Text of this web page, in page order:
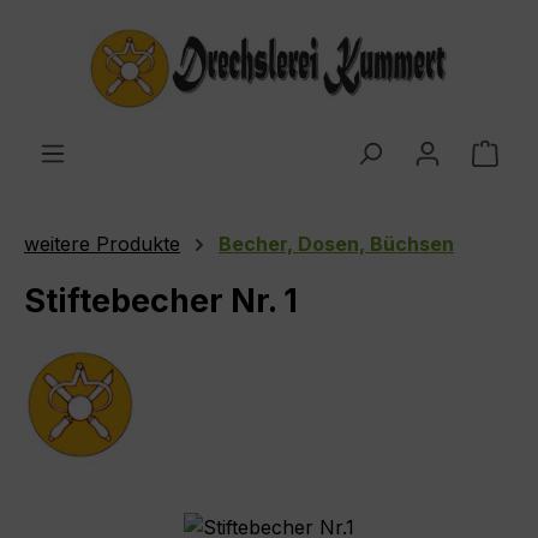
Zum Hauptinhalt springen
weitere Produkte Becher, Dosen, Büchsen
Stiftebecher Nr. 1
Bildergalerie überspringen